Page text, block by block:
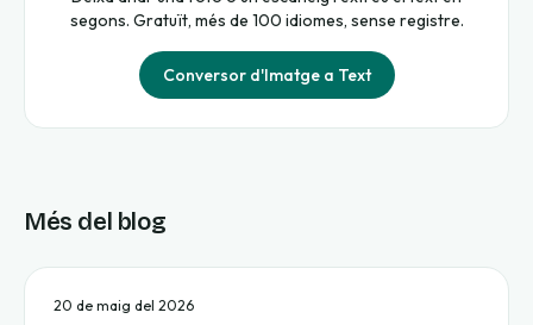
segons. Gratuït, més de 100 idiomes, sense registre.
Conversor d'Imatge a Text
Més del blog
20 de maig del 2026